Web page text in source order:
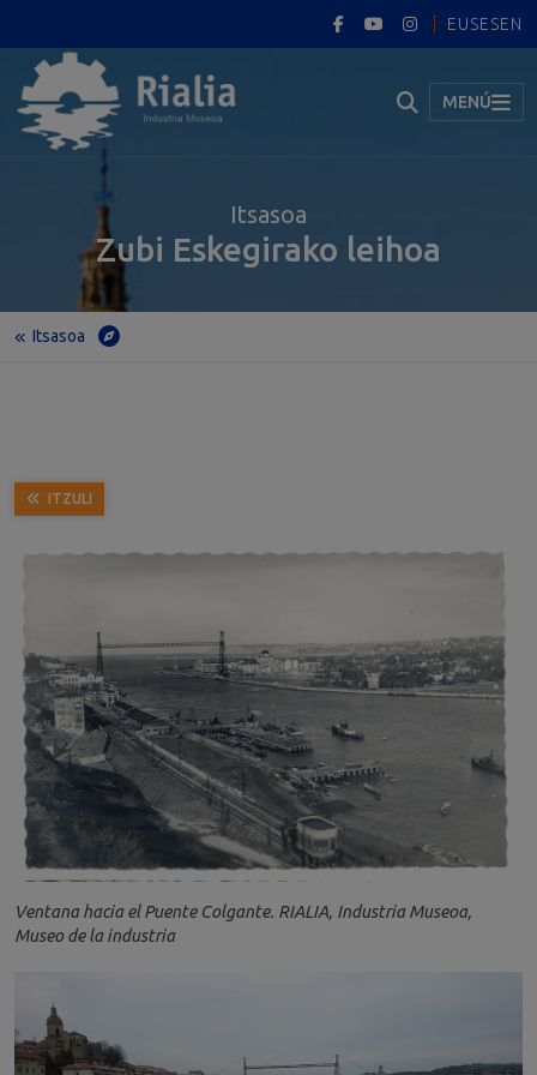
EUSESEN
MENÚ
Itsasoa
Zubi Eskegirako leihoa
Itsasoa
ITZULI
Ventana hacia el Puente Colgante. RIALIA, Industria Museoa,
Museo de la industria